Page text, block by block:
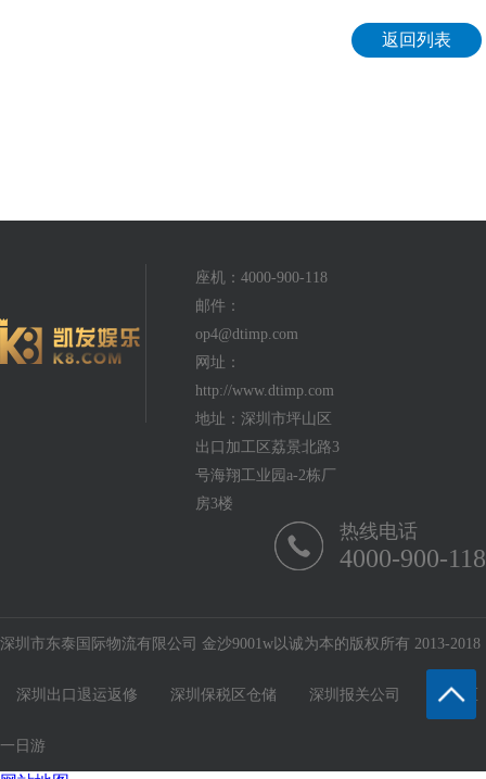
返回列表
座机：4000-900-118
邮件：
op4@dtimp.com
网址：
http://www.dtimp.com
地址：深圳市坪山区
出口加工区荔景北路3
号海翔工业园a-2栋厂
房3楼
热线电话
4000-900-118
深圳市东泰国际物流有限公司 金沙9001w以诚为本的版权所有 2013-2018
深圳出口退运返修 深圳保税区仓储 深圳报关公司 保税区
一日游